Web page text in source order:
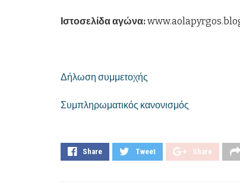
Ιστοσελίδα αγώνα:
Δήλωση συμμετοχής
Συμπληρωματικός κανονισμός
Share Tweet Share